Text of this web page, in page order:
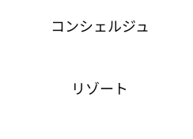
コンシェルジュ
リゾート